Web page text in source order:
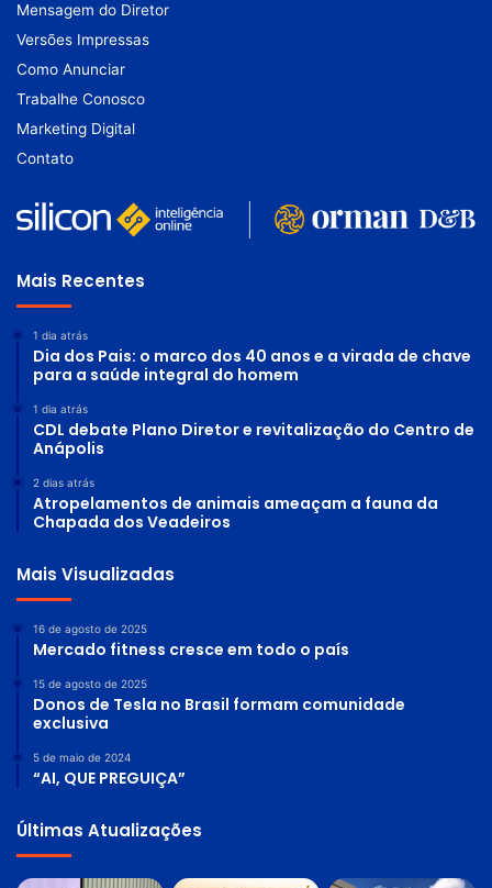
Mensagem do Diretor
Versões Impressas
Como Anunciar
Trabalhe Conosco
Marketing Digital
Contato
Mais Recentes
1 dia atrás
Dia dos Pais: o marco dos 40 anos e a virada de chave
para a saúde integral do homem
1 dia atrás
CDL debate Plano Diretor e revitalização do Centro de
Anápolis
2 dias atrás
Atropelamentos de animais ameaçam a fauna da
Chapada dos Veadeiros
Mais Visualizadas
16 de agosto de 2025
Mercado fitness cresce em todo o país
15 de agosto de 2025
Donos de Tesla no Brasil formam comunidade
exclusiva
5 de maio de 2024
“AI, QUE PREGUIÇA”
Últimas Atualizações